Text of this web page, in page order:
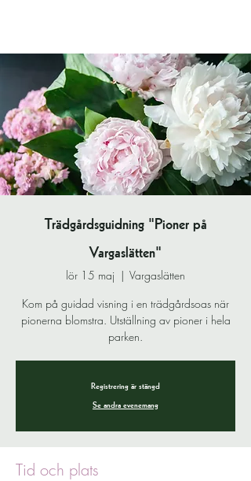
Trädgårdsguidning "Pioner på
Vargaslätten"
lör 15 maj
  |
Vargaslätten
Kom på guidad visning i en trädgårdsoas när
pionerna blomstra. Utställning av pioner i hela
parken.
Registrering är stängd
Se andra evenemang
Tid och plats